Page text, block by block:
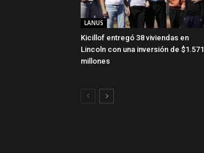
LANUS
Kicillof entregó 38 viviendas en
Lincoln con una inversión de $1.571
millones